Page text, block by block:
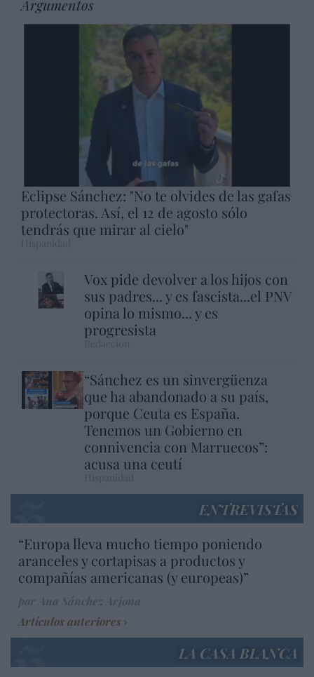
Argumentos
Eclipse Sánchez: "No te olvides de las gafas
protectoras. Así, el 12 de agosto sólo
tendrás que mirar al cielo"
Vox pide devolver a los hijos con
sus padres... y es fascista...el PNV
opina lo mismo... y es
progresista
“Sánchez es un sinvergüenza
que ha abandonado a su país,
porque Ceuta es España.
Tenemos un Gobierno en
connivencia con Marruecos”:
acusa una ceutí
ENTREVISTAS
“Europa lleva mucho tiempo poniendo
aranceles y cortapisas a productos y
compañías americanas (y europeas)”
Artículos anteriores
LA CASA BLANCA